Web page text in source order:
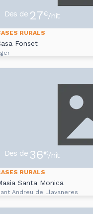
Des de 27€/nit
RURALS
Fonset
Des de 36€/nit
RURALS
Santa Monica
Andreu de Llavaneres